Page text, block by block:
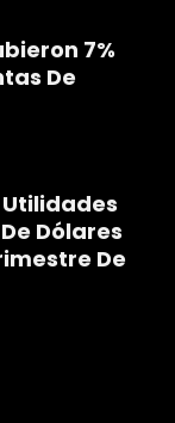
7%
De
Dólares
De